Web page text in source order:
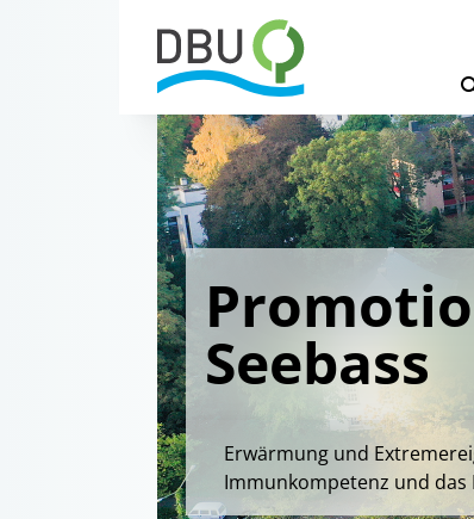
Seebass
Erwärmung und
Immunkompetenz und